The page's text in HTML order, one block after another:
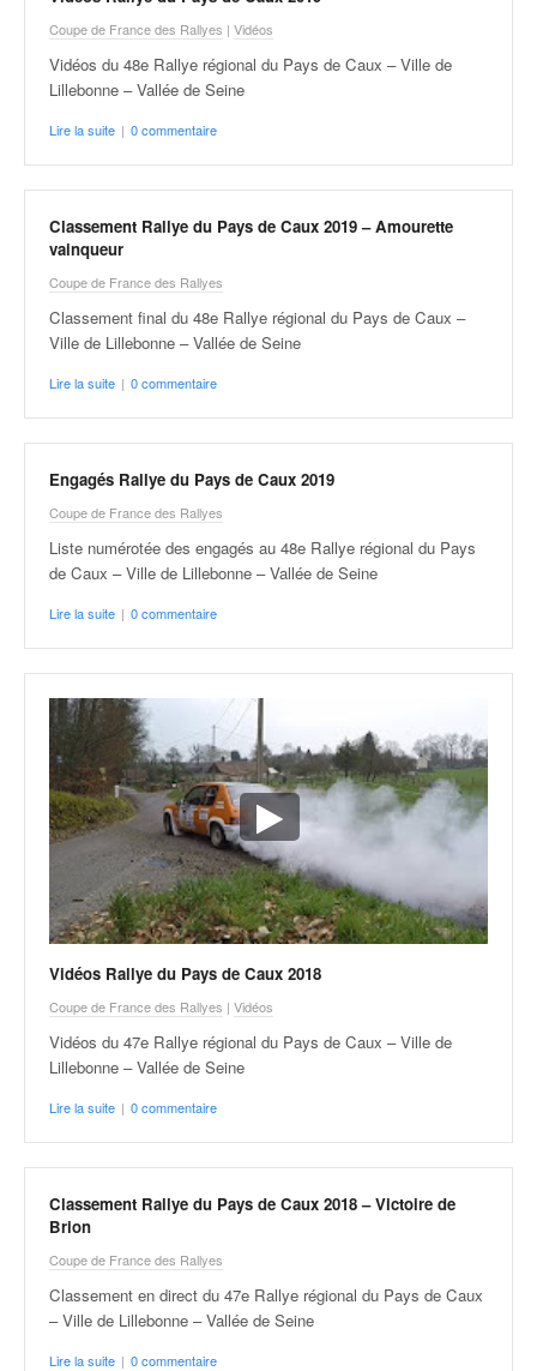
Coupe de France des Rallyes | Vidéos
Vidéos du 48e Rallye régional du Pays de Caux – Ville de
Lillebonne – Vallée de Seine
Lire la suite | 0 commentaire
Classement Rallye du Pays de Caux 2019 – Amourette
vainqueur
Coupe de France des Rallyes
Classement final du 48e Rallye régional du Pays de Caux –
Ville de Lillebonne – Vallée de Seine
Lire la suite | 0 commentaire
Engagés Rallye du Pays de Caux 2019
Coupe de France des Rallyes
Liste numérotée des engagés au 48e Rallye régional du Pays
de Caux – Ville de Lillebonne – Vallée de Seine
Lire la suite | 0 commentaire
Vidéos Rallye du Pays de Caux 2018
Coupe de France des Rallyes | Vidéos
Vidéos du 47e Rallye régional du Pays de Caux – Ville de
Lillebonne – Vallée de Seine
Lire la suite | 0 commentaire
Classement Rallye du Pays de Caux 2018 – Victoire de
Brion
Coupe de France des Rallyes
Classement en direct du 47e Rallye régional du Pays de Caux
– Ville de Lillebonne – Vallée de Seine
Lire la suite | 0 commentaire